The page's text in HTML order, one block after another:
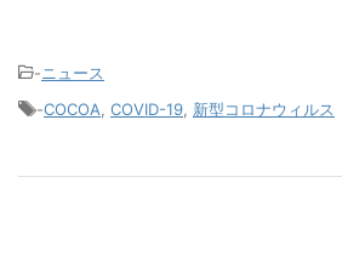
-ニュース
-COCOA COVID-19 新型コロナウィルス